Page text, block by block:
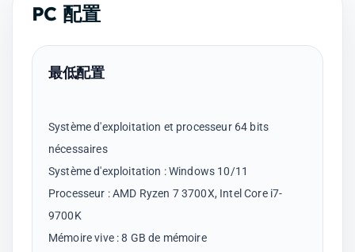
PC 配置
最低配置
Système d'exploitation et processeur 64 bits
nécessaires
Système d'exploitation : Windows 10/11
Processeur : AMD Ryzen 7 3700X, Intel Core i7-
9700K
Mémoire vive : 8 GB de mémoire